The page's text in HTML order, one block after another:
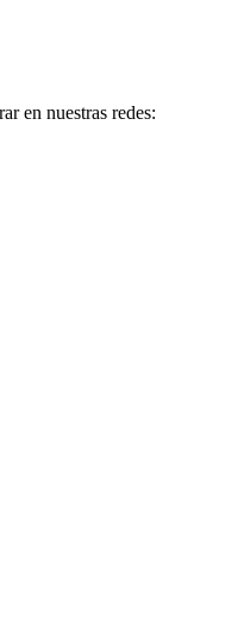
en nuestras redes: